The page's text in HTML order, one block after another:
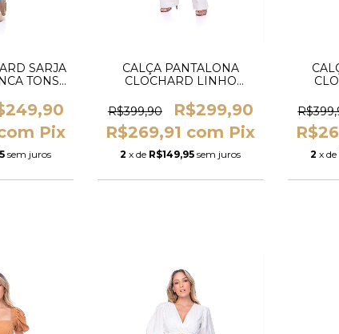
SARJA
TONS
Pix
sem juros
CALÇA PANTALONA
CLOCHARD LINHO
R$399,90
R$299,90
R$269,91 com Pix
2 x de R$149,95 sem juros 2 x de